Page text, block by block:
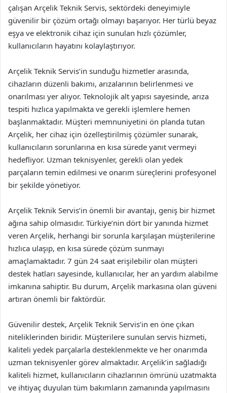
çalışan Arçelik Teknik Servis, sektördeki deneyimiyle
güvenilir bir çözüm ortağı olmayı başarıyor. Her türlü beyaz
eşya ve elektronik cihaz için sunulan hızlı çözümler,
kullanıcıların hayatını kolaylaştırıyor.
Arçelik Teknik Servis’in sunduğu hizmetler arasında,
cihazların düzenli bakımı, arızalarının belirlenmesi ve
onarılması yer alıyor. Teknolojik alt yapısı sayesinde, arıza
tespiti hızlıca yapılmakta ve gerekli işlemlere hemen
başlanmaktadır. Müşteri memnuniyetini ön planda tutan
Arçelik, her cihaz için özelleştirilmiş çözümler sunarak,
kullanıcıların sorunlarına en kısa sürede yanıt vermeyi
hedefliyor. Uzman teknisyenler, gerekli olan yedek
parçaların temin edilmesi ve onarım süreçlerini profesyonel
bir şekilde yönetiyor.
Arçelik Teknik Servis’in önemli bir avantajı, geniş bir hizmet
ağına sahip olmasıdır. Türkiye’nin dört bir yanında hizmet
veren Arçelik, herhangi bir sorunla karşılaşan müşterilerine
hızlıca ulaşıp, en kısa sürede çözüm sunmayı
amaçlamaktadır. 7 gün 24 saat erişilebilir olan müşteri
destek hatları sayesinde, kullanıcılar, her an yardım alabilme
imkanına sahiptir. Bu durum, Arçelik markasına olan güveni
artıran önemli bir faktördür.
Güvenilir destek, Arçelik Teknik Servis’in en öne çıkan
niteliklerinden biridir. Müşterilere sunulan servis hizmeti,
kaliteli yedek parçalarla desteklenmekte ve her onarımda
uzman teknisyenler görev almaktadır. Arçelik’in sağladığı
kaliteli hizmet, kullanıcıların cihazlarının ömrünü uzatmakta
ve ihtiyaç duyulan tüm bakımların zamanında yapılmasını